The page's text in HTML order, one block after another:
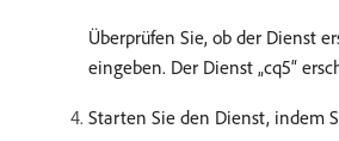
Überprüfen Sie, ob der Dienst
eingeben. Der Dienst „cq5“
Starten Sie den Dienst, indem